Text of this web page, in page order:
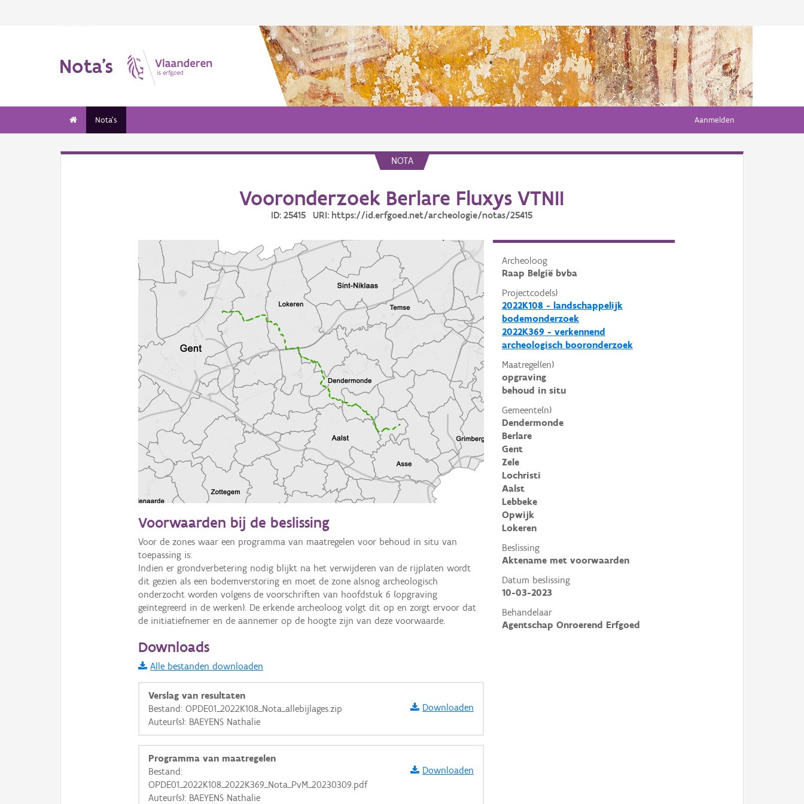
Nota's
Nota's Aanmelden
NOTA
Vooronderzoek Berlare Fluxys VTNII
ID: 25415 URI: https://id.erfgoed.net/archeologie/notas/25415
Archeoloog
Raap België bvba
Projectcode(s)
2022K108 - landschappelijk
bodemonderzoek
2022K369 - verkennend
archeologisch booronderzoek
Maatregel(en)
opgraving
behoud in situ
Gemeente(n)
Dendermonde
Berlare
Gent
Zele
Lochristi
Aalst
Lebbeke
Opwijk
Lokeren
Beslissing
Aktename met voorwaarden
Datum beslissing
10-03-2023
Behandelaar
Agentschap Onroerend Erfgoed
Informatie Vlaanderen
i
+ −
Basis Lagen
OSM-Basiskaart
Ortho
GRB-Basiskaart in grijswaarden
Voorwaarden bij de beslissing
Voor de zones waar een programma van maatregelen voor behoud in situ van
toepassing is:
Indien er grondverbetering nodig blijkt na het verwijderen van de rijplaten wordt
dit gezien als een bodemverstoring en moet de zone alsnog archeologisch
onderzocht worden volgens de voorschriften van hoofdstuk 6 (opgraving
geïntegreerd in de werken). De erkende archeoloog volgt dit op en zorgt ervoor dat
de initiatiefnemer en de aannemer op de hoogte zijn van deze voorwaarde.
Downloads
Alle bestanden downloaden
Verslag van resultaten
Bestand: OPDE01_2022K108_Nota_allebijlages.zip
Auteur(s): BAEYENS Nathalie
Downloaden
Programma van maatregelen
Bestand:
OPDE01_2022K108_2022K369_Nota_PvM_20230309.pdf
Auteur(s): BAEYENS Nathalie
Downloaden